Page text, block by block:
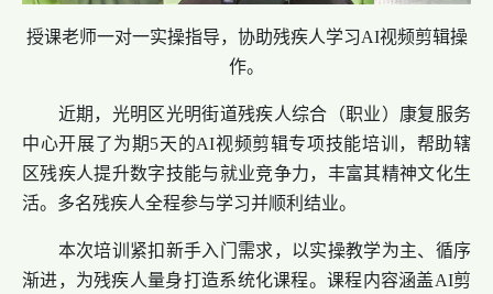
授课老师一对一实操指导，协助残疾人学习AI视频剪辑操
作。
近期，光明区光明街道残疾人综合（职业）康复服务
中心开展了为期5天的AI视频剪辑专项技能培训，帮助辖
区残疾人提升数字技能与就业竞争力，丰富其精神文化生
活。多名残疾人全程参与学习并顺利结业。
本次培训紧扣新手入门需求，以实操教学为主、循序
渐进，为残疾人量身打造系统化课程。课程内容涵盖AI剪